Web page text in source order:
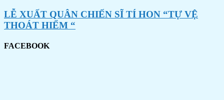
LỄ XUẤT QUÂN CHIẾN SĨ TÍ HON “TỰ VỆ
THOÁT HIỂM “
FACEBOOK